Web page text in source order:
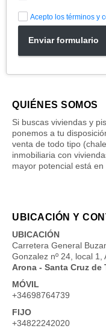
Acepto los términos y
Enviar formulario
QUIÉNES SOMOS
Si buscas viviendas y
ponemos a tu
venta de todo tipo
inmobiliaria con
mayor potencial está en
UBICACIÓN Y
UBICACIÓN
Carretera General
Gonzalez nº 24, local 1,
Arona - Santa Cruz de
MÓVIL
+34698764739
FIJO
+34822242020